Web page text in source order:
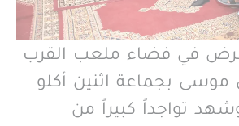
في فضاء ملعب القرب
بجماعة اثنين أكلو
وشهد تواجداً كبيراً من